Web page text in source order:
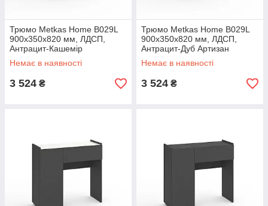
Трюмо Metkas Home B029L
900х350х820 мм, ЛДСП,
Антрацит-Кашемір
(M029LAK)
Немає в наявності
3 524 ₴
Трюмо Metkas Home B029L
900х350х820 мм, ЛДСП,
Антрацит-Дуб Артизан
(M029LADA)
Немає в наявності
3 524 ₴